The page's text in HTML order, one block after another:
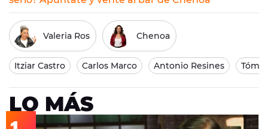
Valeria Ros Chenoa
Itziar Castro Carlos Marco Antonio Resines
LO MÁS